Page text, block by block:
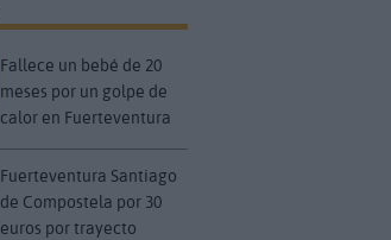
Fallece un bebé de 20
meses por un golpe de
calor en Fuerteventura
Fuerteventura Santiago
de Compostela por 30
euros por trayecto